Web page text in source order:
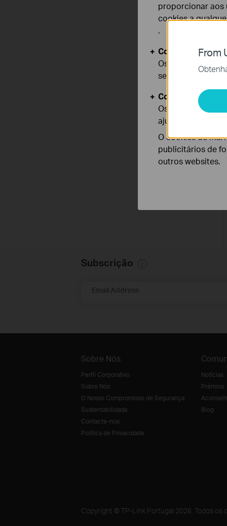
Subscrição
Email Address
Sobre Nós
Perfil Corporativo
Sobre Nós
O Nosso Compromisso de Segurança
Sustentabilidade
Contacte-nos
Política de Privacidade
Notícias
Prémios
Blog
Copyright © TP-Link Portugal 2026. Todos os
From
proporcionar aos
cookies a
.
Cookies Básicos
Os cookies são
seus sistemas.
Cookies de
Os cookies de
ajustar a
O cookies de
publicitários de
outros websites.